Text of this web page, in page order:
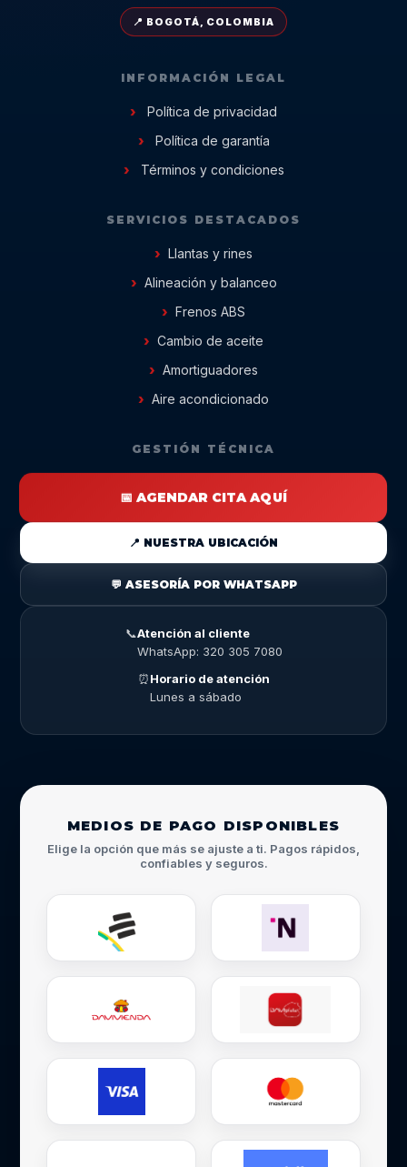
📍 BOGOTÁ, COLOMBIA
INFORMACIÓN LEGAL
Política de privacidad
Política de garantía
Términos y condiciones
SERVICIOS DESTACADOS
Llantas y rines
Alineación y balanceo
Frenos ABS
Cambio de aceite
Amortiguadores
Aire acondicionado
GESTIÓN TÉCNICA
📅 AGENDAR CITA AQUÍ
📍 NUESTRA UBICACIÓN
💬 ASESORÍA POR WHATSAPP
📞Atención al cliente
WhatsApp: 320 305 7080
⏰Horario de atención
Lunes a sábado
MEDIOS DE PAGO DISPONIBLES
Elige la opción que más se ajuste a ti. Pagos rápidos,
confiables y seguros.